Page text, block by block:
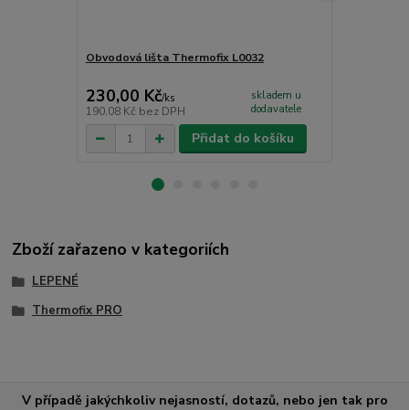
Obvodová lišta Thermofix L0032
230,00 Kč/ks
190,08 Kč bez DPH
skladem u
dodavatele
Přidat do košíku
Zboží zařazeno v kategoriích
LEPENÉ
Thermofix PRO
V případě jakýchkoliv nejasností, dotazů, nebo jen tak pro